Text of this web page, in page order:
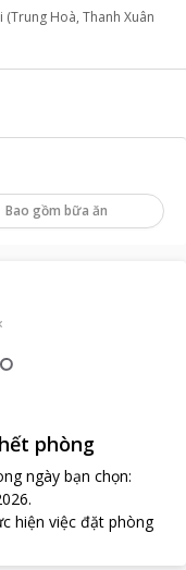
(Trung Hoà, Thanh Xuân
Bao gồm bữa ăn
phòng
ngày bạn chọn:
.
hiện việc đặt phòng